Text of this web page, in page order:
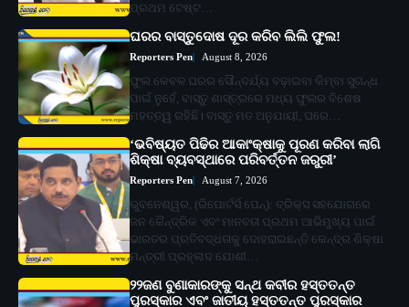
ପ୍ରଥମ ଟେଷ୍ଟ…
ଘରର ବାସ୍ତୁଦୋଷ ଦୂର କରିବ ଲିଲି ଫୁଲ!
Reporters Pen August 8, 2026
ଫୁଲ କେବଳ ଘରର ସୌନ୍ଦର୍ଯ୍ୟ ବଢ଼ାଇବା କିମ୍ବା ସୁଗନ୍ଧ
ପାଇଁ ନୁହେଁ, ବାସ୍ତୁ ଶାସ୍ତ୍ରରେ ମଧ୍ୟ ଫୁଲର ବିଶେଷ
ମହତ୍ତ୍ୱ ରହିଛି। ବାସ୍ତୁ ମତ ଅନୁଯାୟୀ, ଘରେ…
‘ଭବିଷ୍ୟତ ପିଢିର ଆକାଂକ୍ଷାକୁ ପୂରଣ କରିବା ଲାଗି
ଶିକ୍ଷା ବ୍ୟବସ୍ଥାରେ ପରିବର୍ତ୍ତନ ଜରୁରୀ’
Reporters Pen August 7, 2026
ଭୁବନେଶ୍ୱର, (ରିପୋର୍ଟର୍ସ ପେନ୍‌): ବ୍ରିକ୍ସ ସହଯୋଗରେ
ଜନ କୈନ୍ଦ୍ରିକ ଏବଂ ମାନବତା ପ୍ରଥମ ଆଭିମୁଖ୍ୟ ପାଇଁ
ଭାରତର ପ୍ରତିବଦ୍ଧତାକୁ ଦୋହରାଇଛନ୍ତି କେନ୍ଦ୍ର ଶିକ୍ଷା
ମନ୍ତ୍ରୀ ପ୍ରହ୍ଲାଦ ଯୋଶୀ…
୨୨ଜଣ ବୁଣାକାରଙ୍କୁ ସନ୍ଥ କବୀର ହସ୍ତତନ୍ତ
ପୁରସ୍କାର ଏବଂ ଜାତୀୟ ହସ୍ତତନ୍ତ ପୁରସ୍କାର